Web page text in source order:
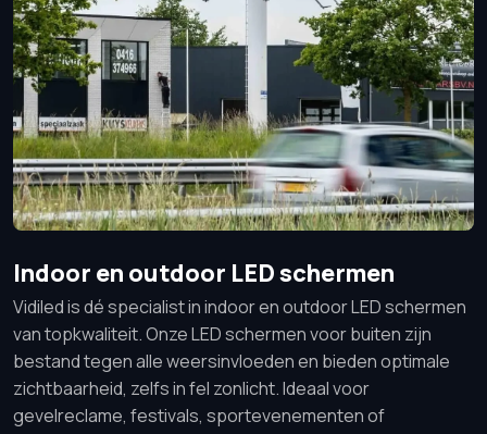
Indoor en outdoor LED schermen
Vidiled is dé specialist in indoor en outdoor LED schermen
van topkwaliteit. Onze LED schermen voor buiten zijn
bestand tegen alle weersinvloeden en bieden optimale
zichtbaarheid, zelfs in fel zonlicht. Ideaal voor
gevelreclame, festivals, sportevenementen of